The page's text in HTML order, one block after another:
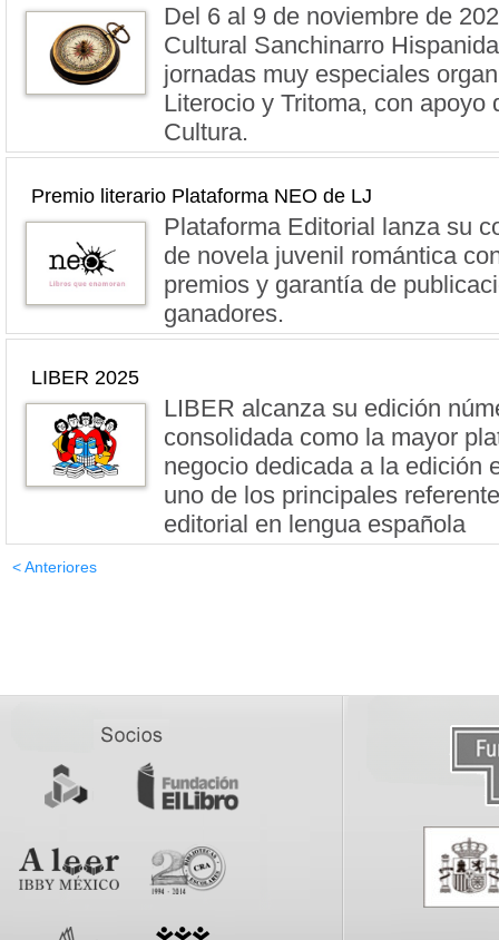
Del 6 al 9 de noviembre de
Cultural Sanchinarro
jornadas muy especiales
Literocio y Tritoma, con apoyo
Cultura.
Premio literario Plataforma NEO de LJ
Plataforma Editorial lanza su
de novela juvenil romántica
premios y garantía de
ganadores.
LIBER 2025
LIBER alcanza su edición
consolidada como la mayor
negocio dedicada a la edición
uno de los principales
editorial en lengua española
< Anteriores